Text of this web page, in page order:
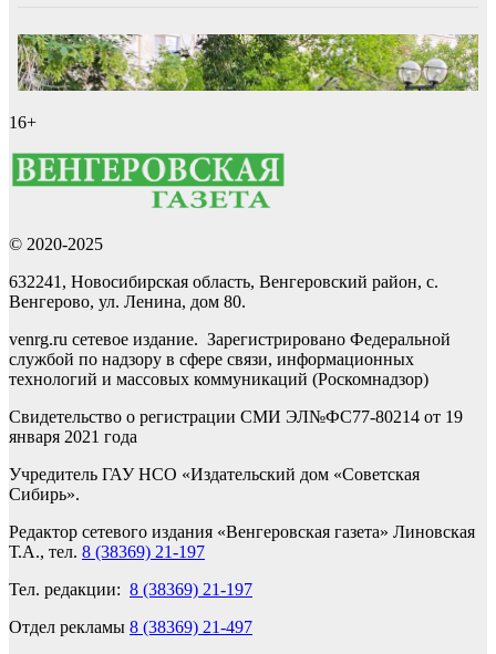
16+
© 2020-2025
632241, Новосибирская область, Венгеровский район, с.
Венгерово, ул. Ленина, дом 80.
venrg.ru сетевое издание. Зарегистрировано Федеральной
службой по надзору в сфере связи, информационных
технологий и массовых коммуникаций (Роскомнадзор)
Свидетельство о регистрации СМИ ЭЛ№ФС77-80214 от 19
января 2021 года
Учредитель ГАУ НСО «Издательский дом «Советская
Сибирь».
Редактор сетевого издания «Венгеровская газета» Линовская
Т.А., тел. 8 (38369) 21-197
Тел. редакции: 8 (38369) 21-197
Отдел рекламы 8 (38369) 21-497